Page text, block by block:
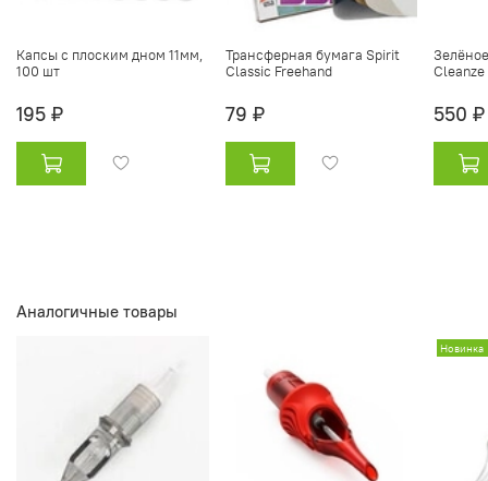
Капсы с плоским дном 11мм,
100 шт
195 ₽
Трансферная бумага Spirit
Classic Freehand
79 ₽
Cleanze
550 ₽
Аналогичные товары
Новинка